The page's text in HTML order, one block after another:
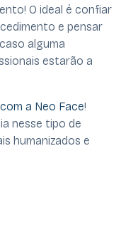
O ideal é confiar
e pensar
alguma
estarão a
a Neo Face!
nesse tipo de
humanizados e